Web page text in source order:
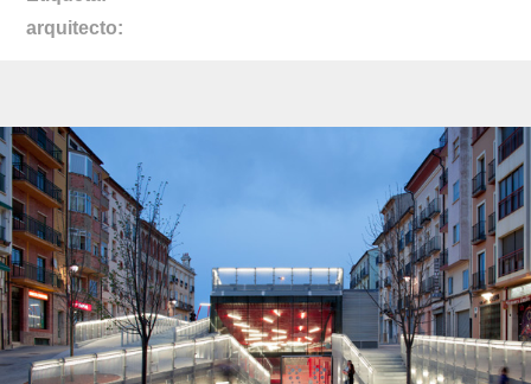
arquitecto